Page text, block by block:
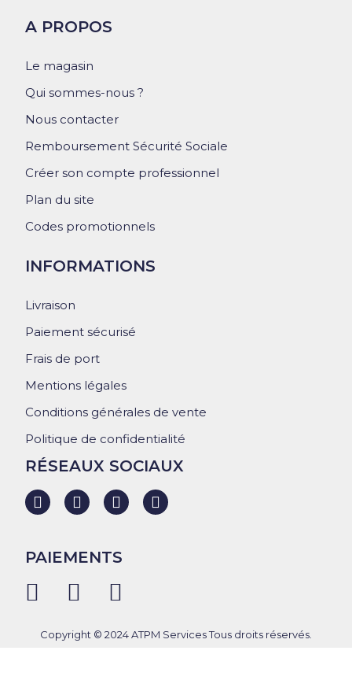
A PROPOS
Le magasin
Qui sommes-nous ?
Nous contacter
Remboursement Sécurité Sociale
Créer son compte professionnel
Plan du site
Codes promotionnels
INFORMATIONS
Livraison
Paiement sécurisé
Frais de port
Mentions légales
Conditions générales de vente
Politique de confidentialité
RÉSEAUX SOCIAUX
PAIEMENTS
Copyright © 2024 ATPM Services Tous droits réservés.